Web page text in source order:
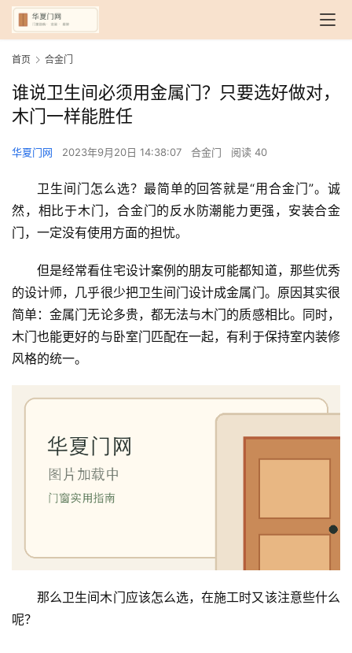
首页 合金门
谁说卫生间必须用金属门？只要选好做对，
木门一样能胜任
华夏门网 2023年9月20日 14:38:07 合金门 阅读 40
卫生间门怎么选？最简单的回答就是“用合金门”。诚
然，相比于木门，合金门的反水防潮能力更强，安装合金
门，一定没有使用方面的担忧。
但是经常看住宅设计案例的朋友可能都知道，那些优秀
的设计师，几乎很少把卫生间门设计成金属门。原因其实很
简单：金属门无论多贵，都无法与木门的质感相比。同时，
木门也能更好的与卧室门匹配在一起，有利于保持室内装修
风格的统一。
那么卫生间木门应该怎么选，在施工时又该注意些什么
呢？